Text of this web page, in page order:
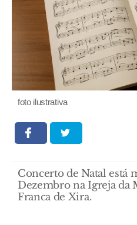
foto ilustrativa
Concerto de Natal está
Dezembro na Igreja da
Franca de Xira.